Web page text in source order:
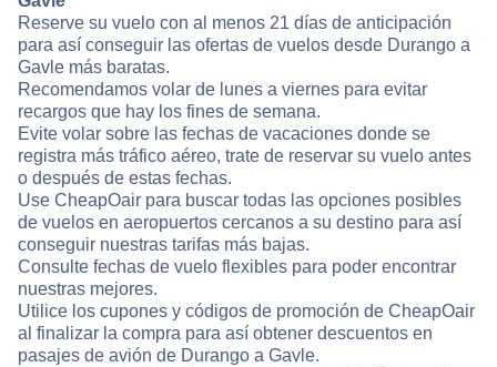
Reserve su vuelo con al menos 21 días de anticipación
para así conseguir las ofertas de vuelos desde Durango a
Gavle más baratas.
Recomendamos volar de lunes a viernes para evitar
recargos que hay los fines de semana.
Evite volar sobre las fechas de vacaciones donde se
registra más tráfico aéreo, trate de reservar su vuelo antes
o después de estas fechas.
Use CheapOair para buscar todas las opciones posibles
de vuelos en aeropuertos cercanos a su destino para así
conseguir nuestras tarifas más bajas.
Consulte fechas de vuelo flexibles para poder encontrar
nuestras mejores.
Utilice los cupones y códigos de promoción de CheapOair
al finalizar la compra para así obtener descuentos en
pasajes de avión de Durango a Gavle.